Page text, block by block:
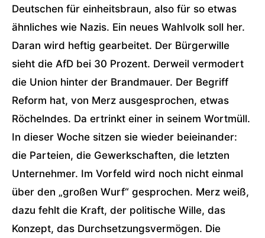
Deutschen für einheitsbraun, also für so etwas
ähnliches wie Nazis. Ein neues Wahlvolk soll her.
Daran wird heftig gearbeitet. Der Bürgerwille
sieht die AfD bei 30 Prozent. Derweil vermodert
die Union hinter der Brandmauer. Der Begriff
Reform hat, von Merz ausgesprochen, etwas
Röchelndes. Da ertrinkt einer in seinem Wortmüll.
In dieser Woche sitzen sie wieder beieinander:
die Parteien, die Gewerkschaften, die letzten
Unternehmer. Im Vorfeld wird noch nicht einmal
über den „großen Wurf“ gesprochen. Merz weiß,
dazu fehlt die Kraft, der politische Wille, das
Konzept, das Durchsetzungsvermögen. Die